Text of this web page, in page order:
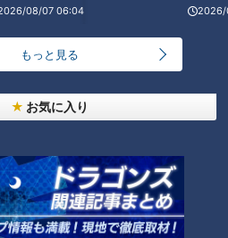
08/07 06:04 2026/
もっと見る
お気に入り
す。